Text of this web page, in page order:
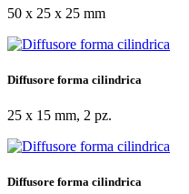
50 x 25 x 25 mm
Diffusore forma cilindrica
25 x 15 mm, 2 pz.
Diffusore forma cilindrica